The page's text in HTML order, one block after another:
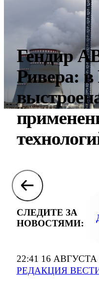
22:41 16 АВГУСТА
РЕДАКЦИЯ
Гендир
Ривера:
СЛЕДИТЕ ЗА
НОВОСТЯМИ: